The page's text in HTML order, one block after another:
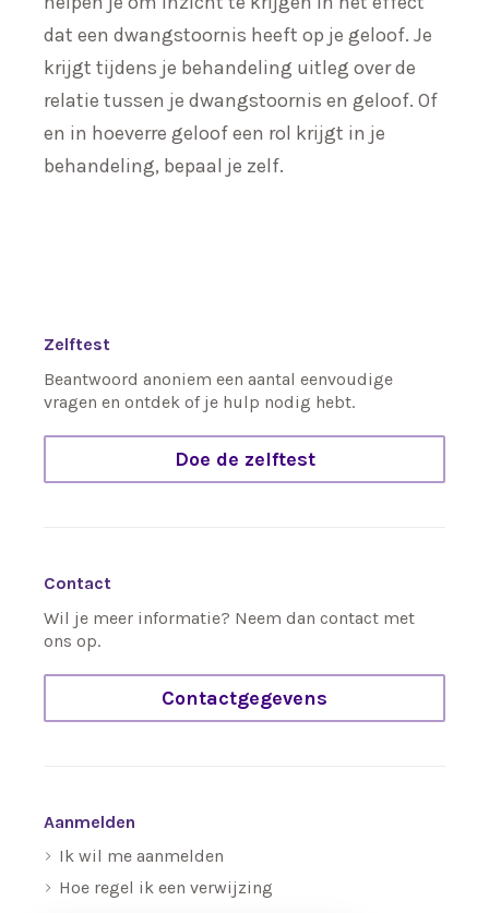
dat een dwangstoornis heeft op je geloof. Je
krijgt tijdens je behandeling uitleg over de
relatie tussen je dwangstoornis en geloof. Of
en in hoeverre geloof een rol krijgt in je
behandeling, bepaal je zelf.
Zelftest
Beantwoord anoniem een aantal eenvoudige
vragen en ontdek of je hulp nodig hebt.
Doe de zelftest
Contact
Wil je meer informatie? Neem dan contact met
ons op.
Contactgegevens
Aanmelden
Ik wil me aanmelden
Hoe regel ik een verwijzing